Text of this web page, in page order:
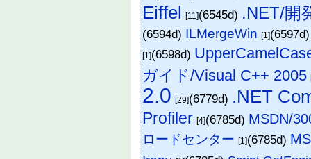
Eiffel [11](6545d) .NET/開
(6594d) ILMergeWin [1]
[1](6598d)
ガイド/Visual C++ 2005
2.0 [29](6779d) .NET
Profiler [4](6785d) MSDN/
ロードセンター [1](6785d)